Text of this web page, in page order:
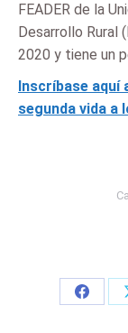
FEADER de la
Desarrollo Rural
2020 y tiene un
Inscríbase aquí
segunda vida a
Share